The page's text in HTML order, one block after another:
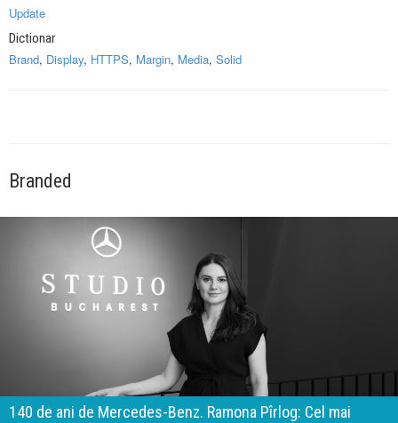
Update
Dictionar
Brand, Display, HTTPS, Margin, Media, Solid
Branded
140 de ani de Mercedes-Benz. Ramona Pîrlog: Cel mai